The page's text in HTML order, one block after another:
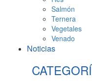
Salmón
Ternera
Vegetales
Venado
Noticias